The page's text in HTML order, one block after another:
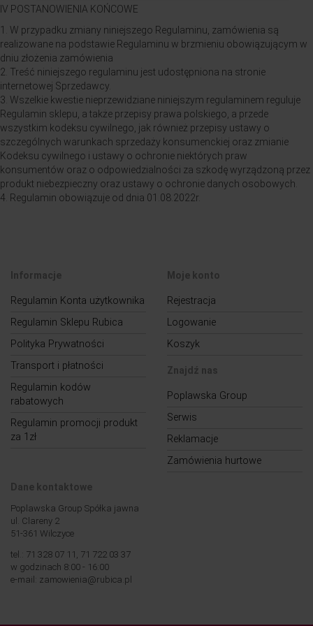
IV POSTANOWIENIA KOŃCOWE
1. W przypadku zmiany niniejszego Regulaminu, zamówienia są
realizowane na podstawie Regulaminu w brzmieniu obowiązującym w
dniu złożenia zamówienia
2. Treść niniejszego regulaminu jest udostępniona na stronie
internetowej Sprzedawcy.
3. Wszelkie kwestie nieprzewidziane niniejszym regulaminem reguluje
Regulamin sklepu, a także przepisy prawa polskiego, a przede
wszystkim kodeksu cywilnego, jak również przepisy ustawy o
szczególnych warunkach sprzedaży konsumenckiej oraz zmianie
Kodeksu cywilnego i ustawy o ochronie niektórych praw
konsumentów oraz o odpowiedzialności za szkodę wyrządzoną przez
produkt niebezpieczny oraz ustawy o ochronie danych osobowych.
4. Regulamin obowiązuje od dnia 01.08.2022r.
Informacje
Regulamin Konta użytkownika
Regulamin Sklepu Rubica
Polityka Prywatności
Transport i płatności
Regulamin kodów
rabatowych
Regulamin promocji produkt
za 1zł
Moje konto
Rejestracja
Logowanie
Koszyk
Znajdź nas
Poplawska Group
Serwis
Reklamacje
Zamówienia hurtowe
Dane kontaktowe
Poplawska Group Spółka jawna
ul. Clareny 2
51-361 Wilczyce
tel.: 71 328 07 11, 71 722 03 37
w godzinach 8:00 - 16:00
e-mail: zamowienia@rubica.pl